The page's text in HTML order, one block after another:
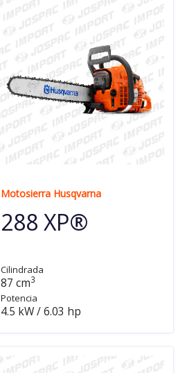
Motosierra Husqvarna
288 XP®
Cilindrada
87 cm3
Potencia
4.5 kW / 6.03 hp